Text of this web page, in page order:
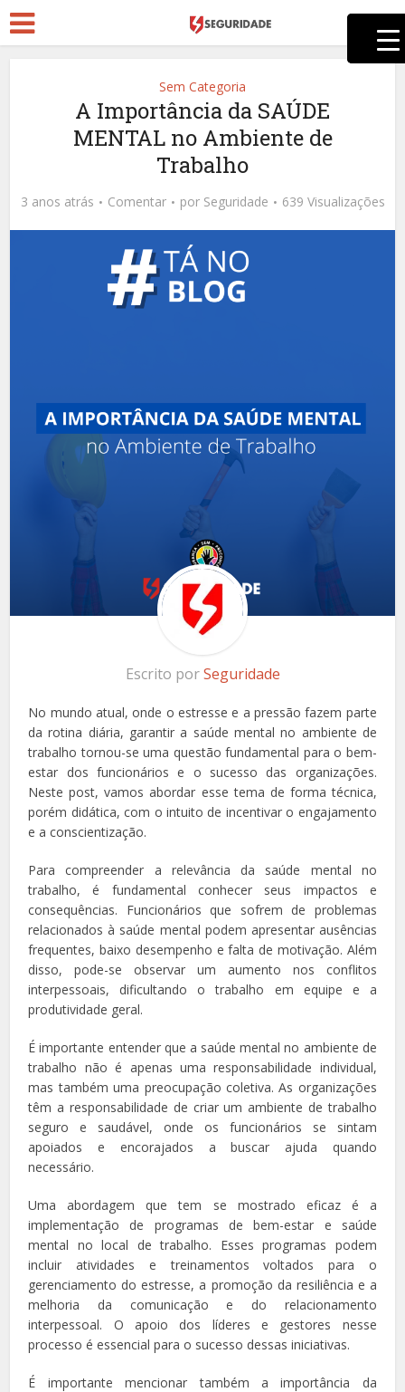
Sem Categoria
A Importância da SAÚDE
MENTAL no Ambiente de
Trabalho
3 anos atrás Comentar por Seguridade 639 Visualizações
Escrito porSeguridade
No mundo atual, onde o estresse e a pressão fazem parte
da rotina diária, garantir a saúde mental no ambiente de
trabalho tornou-se uma questão fundamental para o bem-
estar dos funcionários e o sucesso das organizações.
Neste post, vamos abordar esse tema de forma técnica,
porém didática, com o intuito de incentivar o engajamento
e a conscientização.
Para compreender a relevância da saúde mental no
trabalho, é fundamental conhecer seus impactos e
consequências. Funcionários que sofrem de problemas
relacionados à saúde mental podem apresentar ausências
frequentes, baixo desempenho e falta de motivação. Além
disso, pode-se observar um aumento nos conflitos
interpessoais, dificultando o trabalho em equipe e a
produtividade geral.
É importante entender que a saúde mental no ambiente de
trabalho não é apenas uma responsabilidade individual,
mas também uma preocupação coletiva. As organizações
têm a responsabilidade de criar um ambiente de trabalho
seguro e saudável, onde os funcionários se sintam
apoiados e encorajados a buscar ajuda quando
necessário.
Uma abordagem que tem se mostrado eficaz é a
implementação de programas de bem-estar e saúde
mental no local de trabalho. Esses programas podem
incluir atividades e treinamentos voltados para o
gerenciamento do estresse, a promoção da resiliência e a
melhoria da comunicação e do relacionamento
interpessoal. O apoio dos líderes e gestores nesse
processo é essencial para o sucesso dessas iniciativas.
É importante mencionar também a importância da